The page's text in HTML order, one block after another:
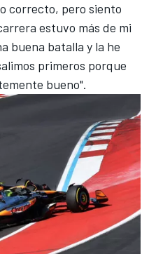
correcto, pero siento
estuvo más de mi
buena batalla y la he
primeros porque
bueno".